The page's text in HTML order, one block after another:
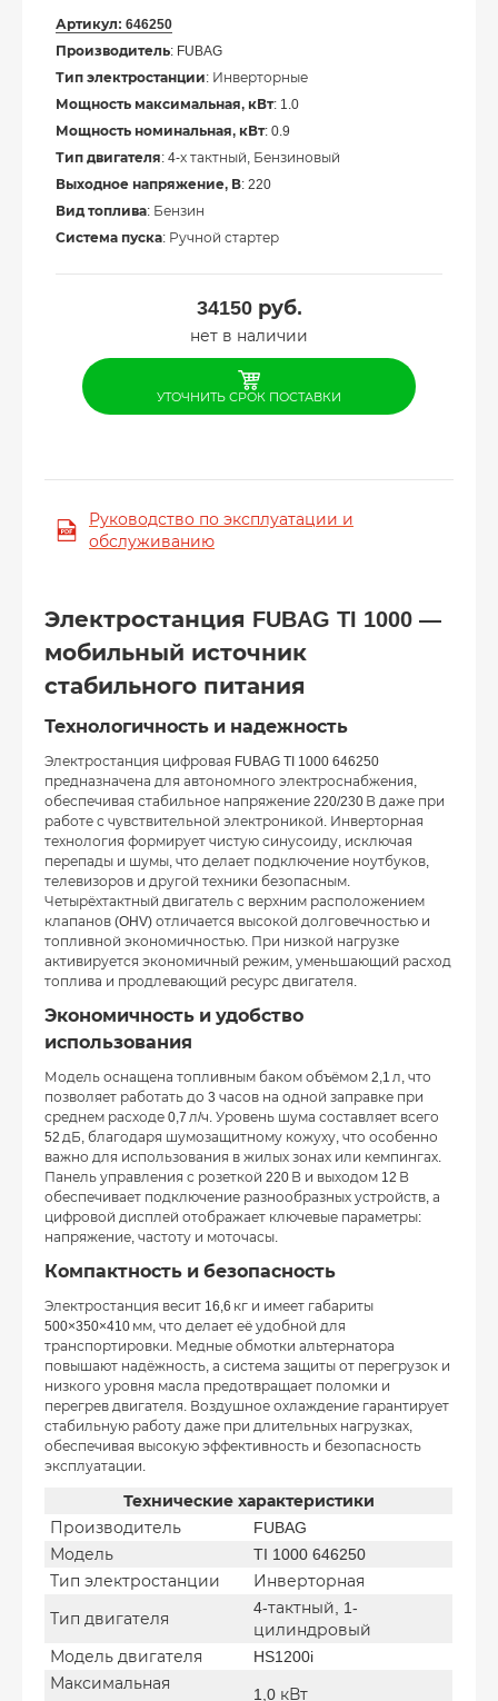
Артикул: 646250
Производитель: FUBAG
Тип электростанции: Инверторные
Мощность максимальная, кВт: 1.0
Мощность номинальная, кВт: 0.9
Тип двигателя: 4-х тактный, Бензиновый
Выходное напряжение, В: 220
Вид топлива: Бензин
Система пуска: Ручной стартер
34150руб.
нет в наличии
УТОЧНИТЬ СРОК ПОСТАВКИ
Руководство по эксплуатации и
обслуживанию
Электростанция FUBAG TI 1000 —
мобильный источник
стабильного питания
Технологичность и надежность
Электростанция цифровая FUBAG TI 1000 646250
предназначена для автономного электроснабжения,
обеспечивая стабильное напряжение 220/230 В даже при
работе с чувствительной электроникой. Инверторная
технология формирует чистую синусоиду, исключая
перепады и шумы, что делает подключение ноутбуков,
телевизоров и другой техники безопасным.
Четырёхтактный двигатель с верхним расположением
клапанов (OHV) отличается высокой долговечностью и
топливной экономичностью. При низкой нагрузке
активируется экономичный режим, уменьшающий расход
топлива и продлевающий ресурс двигателя.
Экономичность и удобство
использования
Модель оснащена топливным баком объёмом 2,1 л, что
позволяет работать до 3 часов на одной заправке при
среднем расходе 0,7 л/ч. Уровень шума составляет всего
52 дБ, благодаря шумозащитному кожуху, что особенно
важно для использования в жилых зонах или кемпингах.
Панель управления с розеткой 220 В и выходом 12 В
обеспечивает подключение разнообразных устройств, а
цифровой дисплей отображает ключевые параметры:
напряжение, частоту и моточасы.
Компактность и безопасность
Электростанция весит 16,6 кг и имеет габариты
500×350×410 мм, что делает её удобной для
транспортировки. Медные обмотки альтернатора
повышают надёжность, а система защиты от перегрузок и
низкого уровня масла предотвращает поломки и
перегрев двигателя. Воздушное охлаждение гарантирует
стабильную работу даже при длительных нагрузках,
обеспечивая высокую эффективность и безопасность
эксплуатации.
Технические характеристики
Производитель
FUBAG
Модель
TI 1000 646250
Тип электростанции
Инверторная
Тип двигателя
4-тактный, 1-
цилиндровый
Модель двигателя
HS1200i
Максимальная
1,0 кВт